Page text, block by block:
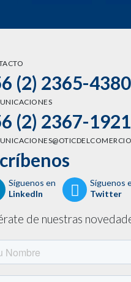
(2) 2365-4380
(2) 2367-1921
Síguenos en
LinkedIn
Síguenos
Twitter
de nuestras